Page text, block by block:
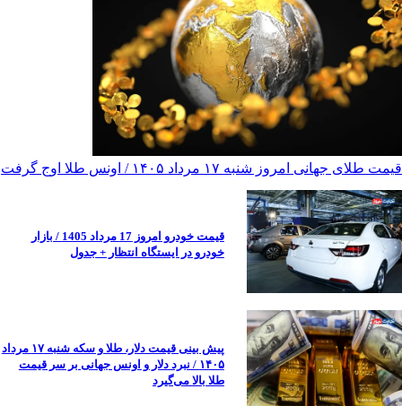
قیمت طلای جهانی امروز شنبه ۱۷ مرداد ۱۴۰۵ / اونس طلا اوج گرفت
قیمت خودرو امروز 17 مرداد 1405 / بازار
خودرو در ایستگاه انتظار + جدول
پیش ‌بینی قیمت دلار، طلا و سکه شنبه ۱۷ مرداد
۱۴۰۵ / نبرد دلار و اونس جهانی بر سر قیمت
طلا بالا می‌گیرد